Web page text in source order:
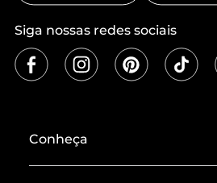
Siga nossas redes sociais
Conheça